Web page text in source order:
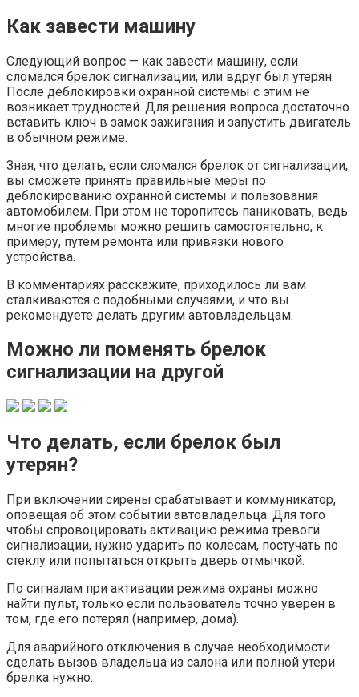
Как завести машину
Следующий вопрос — как завести машину, если
сломался брелок сигнализации, или вдруг был утерян.
После деблокировки охранной системы с этим не
возникает трудностей. Для решения вопроса достаточно
вставить ключ в замок зажигания и запустить двигатель
в обычном режиме.
Зная, что делать, если сломался брелок от сигнализации,
вы сможете принять правильные меры по
деблокированию охранной системы и пользования
автомобилем. При этом не торопитесь паниковать, ведь
многие проблемы можно решить самостоятельно, к
примеру, путем ремонта или привязки нового
устройства.
В комментариях расскажите, приходилось ли вам
сталкиваются с подобными случаями, и что вы
рекомендуете делать другим автовладельцам.
Можно ли поменять брелок
сигнализации на другой
Что делать, если брелок был
утерян?
При включении сирены срабатывает и коммуникатор,
оповещая об этом событии автовладельца. Для того
чтобы спровоцировать активацию режима тревоги
сигнализации, нужно ударить по колесам, постучать по
стеклу или попытаться открыть дверь отмычкой.
По сигналам при активации режима охраны можно
найти пульт, только если пользователь точно уверен в
том, где его потерял (например, дома).
Для аварийного отключения в случае необходимости
сделать вызов владельца из салона или полной утери
брелка нужно: